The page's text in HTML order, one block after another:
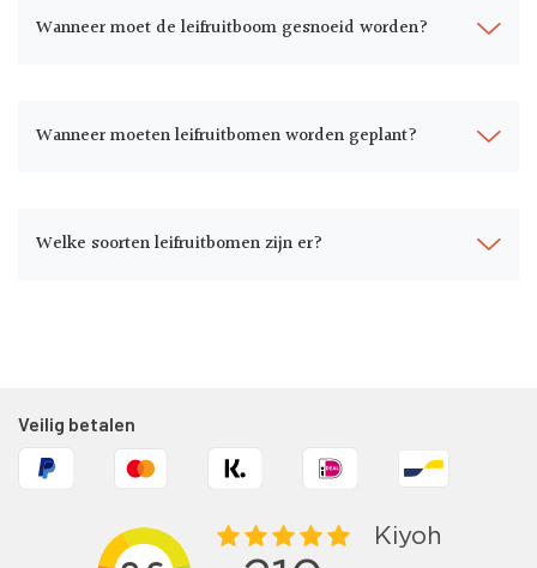
Wanneer moet de leifruitboom gesnoeid worden?
Wanneer moeten leifruitbomen worden geplant?
Welke soorten leifruitbomen zijn er?
Veilig betalen